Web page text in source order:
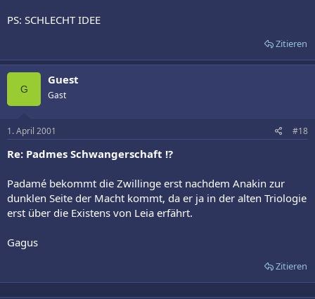
PS: SCHLECHT IDEE
Zitieren
G
Guest
Gast
1. April 2001 #18
Re: Padmes Schwangerschaft !?
Padamé bekommt die Zwillinge erst nachdem Anakin zur
dunklen Seite der Macht kommt, da er ja in der alten Triologie
erst über die Existens von Leia erfährt.
Gagus
Zitieren